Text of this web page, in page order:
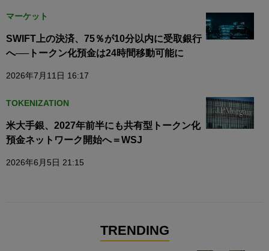
マーケット
SWIFT上の決済、75％が10分以内に受取銀行
へ──トークン化預金は24時間移動可能に
2026年7月11日 16:17
TOKENIZATION
米大手銀、2027年前半にも共有型トークン化
預金ネットワーク開始へ＝WSJ
2026年6月5日 21:15
TRENDING